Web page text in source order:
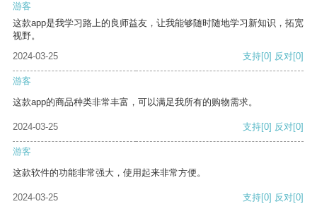
游客
这款app是我学习路上的良师益友，让我能够随时随地学习新知识，拓宽
视野。
2024-03-25
支持[0] 反对[0]
游客
这款app的商品种类非常丰富，可以满足我所有的购物需求。
2024-03-25 支持[0] 反对[0]
游客
这款软件的功能非常强大，使用起来非常方便。
2024-03-25 支持[0] 反对[0]